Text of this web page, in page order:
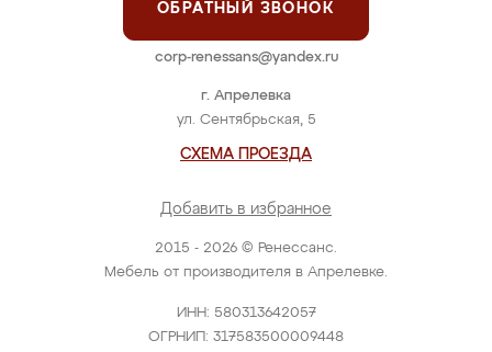
2015 - 2026 © Ренессанс.
Мебель от производителя в Апрелевке.
ИНН: 580313642057
ОГРНИП: 317583500009448
г. Апрелевка
ул. Сентябрьская, 5
СХЕМА ПРОЕЗДА
Добавить в избранное
ОБРАТНЫЙ ЗВОНОК
corp-renessans@yandex.ru